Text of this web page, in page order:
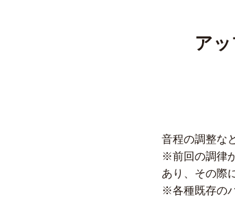
アッ
音程の調整な
※前回の調律
あり、その際
※各種既存の